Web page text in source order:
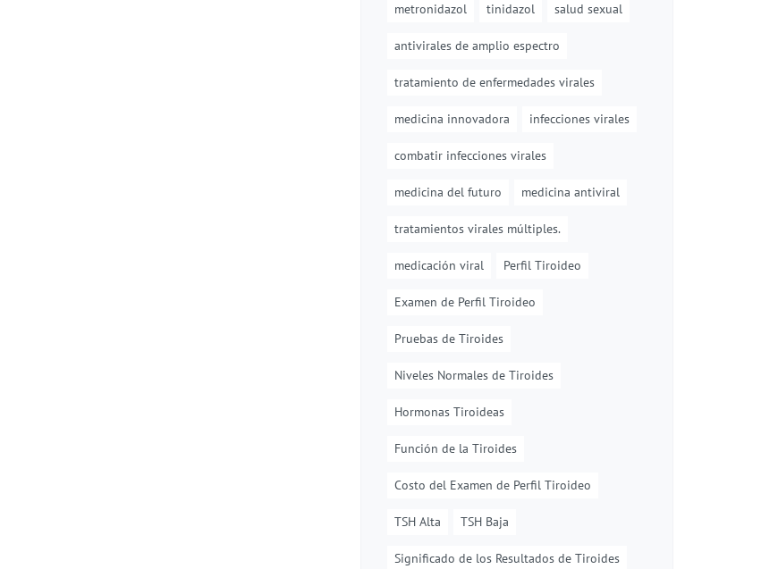
metronidazol tinidazol salud sexual
antivirales de amplio espectro
tratamiento de enfermedades virales
medicina innovadora infecciones virales
combatir infecciones virales
medicina del futuro medicina antiviral
tratamientos virales múltiples.
medicación viral Perfil Tiroideo
Examen de Perfil Tiroideo
Pruebas de Tiroides
Niveles Normales de Tiroides
Hormonas Tiroideas
Función de la Tiroides
Costo del Examen de Perfil Tiroideo
TSH Alta TSH Baja
Significado de los Resultados de Tiroides